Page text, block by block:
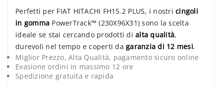
Perfetti per FIAT HITACHI FH15.2 PLUS, i nostri cingoli
in gomma PowerTrack™ (230X96X31) sono la scelta
ideale se stai cercando prodotti di alta qualità,
durevoli nel tempo e coperti da garanzia di 12 mesi.
Miglior Prezzo, Alta Qualità, pagamento sicuro online
Evasione ordini in massimo 12 ore
Spedizione gratuita e rapida